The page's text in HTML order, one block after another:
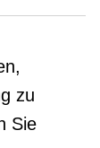
zu
Sie